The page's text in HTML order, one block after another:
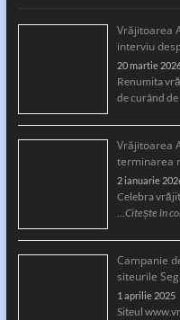
Vrăjitoarea
interviu
20 martie
Renumita
de curând
Vrăjitoarea
terminarea
2 ianuarie
Celebra
…Citește în
Campanie
siteurile
1 aprilie 2025
Siteul